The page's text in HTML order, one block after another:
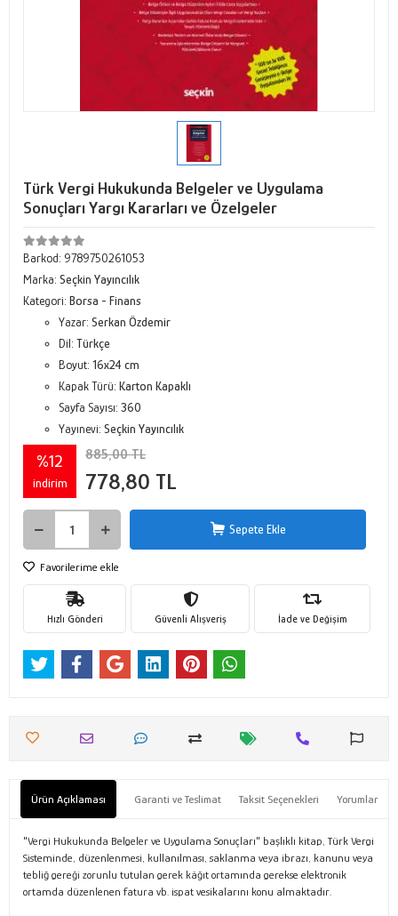
Türk Vergi Hukukunda Belgeler ve Uygulama
Sonuçları Yargı Kararları ve Özelgeler
Barkod: 9789750261053
Marka: Seçkin Yayıncılık
Kategori: Borsa - Finans
Yazar: Serkan Özdemir
Dil: Türkçe
Boyut: 16x24 cm
Kapak Türü: Karton Kapaklı
Sayfa Sayısı: 360
Yayınevi: Seçkin Yayıncılık
%12
indirim
885,00 TL
778,80 TL
Sepete Ekle
Favorilerime ekle
Hızlı Gönderi Güvenli Alışveriş İade ve Değişim
Ürün Açıklaması Garanti ve Teslimat Taksit Seçenekleri Yorumlar
"Vergi Hukukunda Belgeler ve Uygulama Sonuçları" başlıklı kitap, Türk Vergi
Sisteminde, düzenlenmesi, kullanılması, saklanma veya ibrazı, kanunu veya
tebliğ gereği zorunlu tutulan gerek kâğıt ortamında gerekse elektronik
ortamda düzenlenen fatura vb. ispat vesikalarını konu almaktadır.